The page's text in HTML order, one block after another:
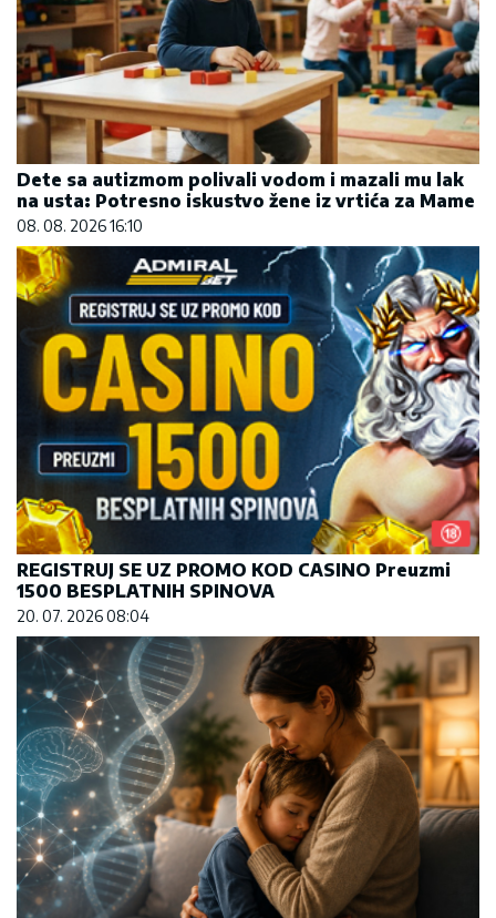
Dete sa autizmom polivali vodom i mazali mu lak
na usta: Potresno iskustvo žene iz vrtića za Mame
08. 08. 2026 16:10
REGISTRUJ SE UZ PROMO KOD CASINO Preuzmi
1500 BESPLATNIH SPINOVA
20. 07. 2026 08:04